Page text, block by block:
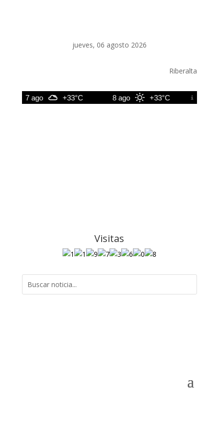
jueves, 06 agosto 2026
Riberalta
7 ago +33°C 8 ago +33°C 9 ago
Visitas